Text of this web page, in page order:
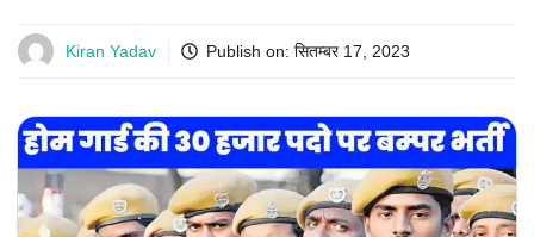
Kiran Yadav Publish on: सितम्बर 17, 2023